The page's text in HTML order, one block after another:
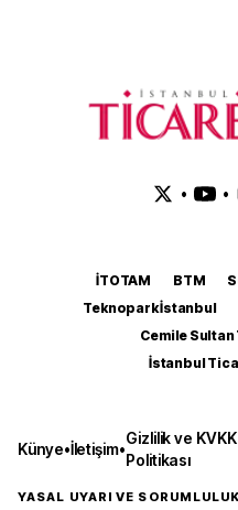
• •
İTOTAM BTM
Teknopark İstanbul
Cemile
İstanbul
Künye•İletişim•
Gizlilik ve KVKK
Politikası
YASAL UYARI VE